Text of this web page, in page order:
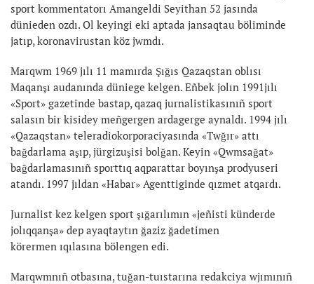
sport kommentatorı Amangeldi Seyithan 52 jasında
dünieden ozdı. Ol keyingi eki aptada jansaqtau böliminde
jatıp, koronavirustan köz jwmdı.
Marqwm 1969 jılı 11 mamırda Şığıs Qazaqstan oblısı
Maqanşı audanında düniege kelgen. Eñbek jolın 1991jılı
«Sport» gazetinde bastap, qazaq jurnalistikasınıñ sport
salasın bir kisidey meñgergen ardagerge aynaldı. 1994 jılı
«Qazaqstan» teleradiokorporaciyasında «Twğır» attı
bağdarlama aşıp, jürgizuşisi bolğan. Keyin «Qwmsağat»
bağdarlamasınıñ sporttıq aqparattar boyınşa prodyuseri
atandı. 1997 jıldan «Habar» Agenttiginde qızmet atqardı.
Jurnalist kez kelgen sport şığarılımın «jeñisti künderde
jolıqqanşa» dep ayaqtaytın ğaziz ğadetimen
körermen ıqılasına bölengen edi.
Marqwmnıñ otbasına, tuğan-tuıstarına redakciya wjımınıñ